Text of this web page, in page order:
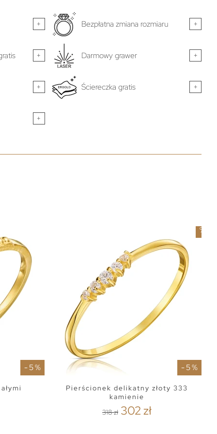
+ Bezpłatna zmiana rozmiaru +
+ Darmowy grawer +
+ Ściereczka gratis +
+
- 5 % - 5 %
Pierścionek delikatny złoty 333
kamienie
318 zł 302 zł
%